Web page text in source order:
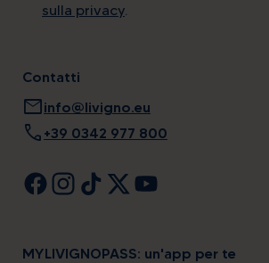
sulla privacy
Contatti
mailinfo@livigno.eu
call +39 0342 977 800
MYLIVIGNOPASS: un'app per te